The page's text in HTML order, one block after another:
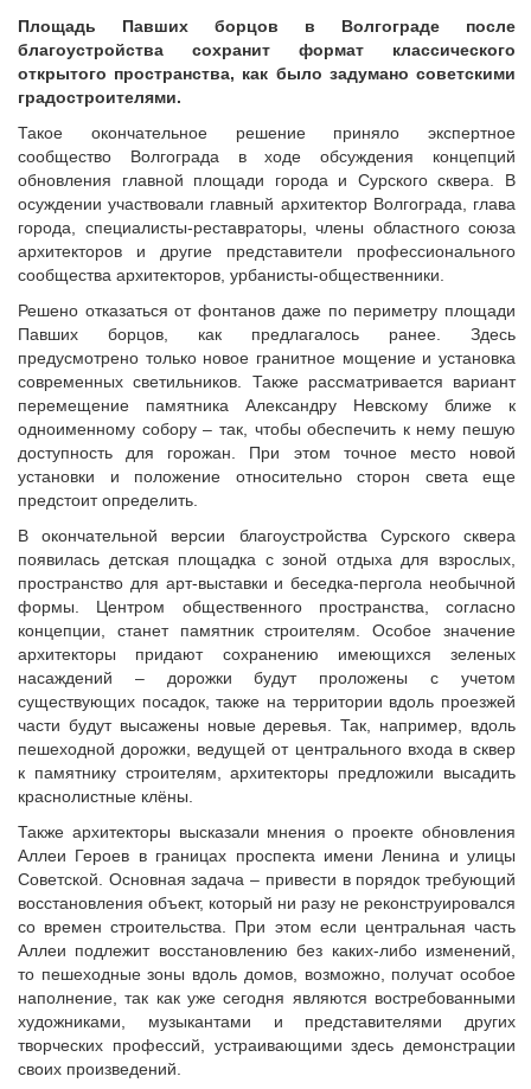
Площадь Павших борцов в Волгограде после
благоустройства сохранит формат классического
открытого пространства, как было задумано советскими
градостроителями.
Такое окончательное решение приняло экспертное
сообщество Волгограда в ходе обсуждения концепций
обновления главной площади города и Сурского сквера. В
осуждении участвовали главный архитектор Волгограда, глава
города, специалисты-реставраторы, члены областного союза
архитекторов и другие представители профессионального
сообщества архитекторов, урбанисты-общественники.
Решено отказаться от фонтанов даже по периметру площади
Павших борцов, как предлагалось ранее. Здесь
предусмотрено только новое гранитное мощение и установка
современных светильников. Также рассматривается вариант
перемещение памятника Александру Невскому ближе к
одноименному собору – так, чтобы обеспечить к нему пешую
доступность для горожан. При этом точное место новой
установки и положение относительно сторон света еще
предстоит определить.
В окончательной версии благоустройства Сурского сквера
появилась детская площадка с зоной отдыха для взрослых,
пространство для арт-выставки и беседка-пергола необычной
формы. Центром общественного пространства, согласно
концепции, станет памятник строителям. Особое значение
архитекторы придают сохранению имеющихся зеленых
насаждений – дорожки будут проложены с учетом
существующих посадок, также на территории вдоль проезжей
части будут высажены новые деревья. Так, например, вдоль
пешеходной дорожки, ведущей от центрального входа в сквер
к памятнику строителям, архитекторы предложили высадить
краснолистные клёны.
Также архитекторы высказали мнения о проекте обновления
Аллеи Героев в границах проспекта имени Ленина и улицы
Советской. Основная задача – привести в порядок требующий
восстановления объект, который ни разу не реконструировался
со времен строительства. При этом если центральная часть
Аллеи подлежит восстановлению без каких-либо изменений,
то пешеходные зоны вдоль домов, возможно, получат особое
наполнение, так как уже сегодня являются востребованными
художниками, музыкантами и представителями других
творческих профессий, устраивающими здесь демонстрации
своих произведений.